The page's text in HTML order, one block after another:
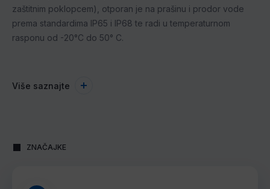
zaštitnim poklopcem), otporan je na prašinu i prodor vode
prema standardima IP65 i IP68 te radi u temperaturnom
rasponu od -20°C do 50° C.
Više saznajte
ZNAČAJKE